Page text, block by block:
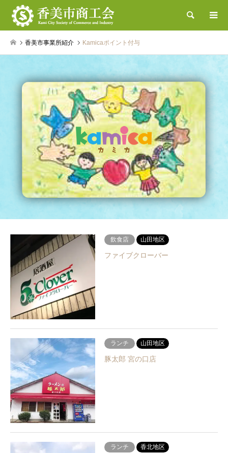
検索
香美市事業所紹介 Kamicaポイント付与
飲食店 山田地区
ファイブクローバー
ランチ 山田地区
豚太郎 宮の口店
ランチ 香北地区